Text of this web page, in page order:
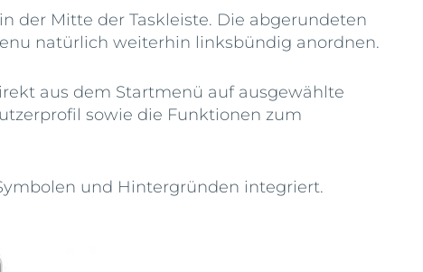
der Mitte der Taskleiste. Die abgerundeten
natürlich weiterhin linksbündig anordnen.
aus dem Startmenü auf ausgewählte
sowie die Funktionen zum
und Hintergründen integriert.